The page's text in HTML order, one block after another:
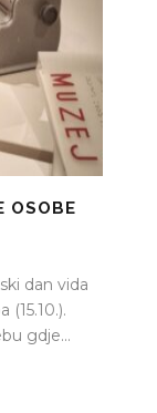
OSOBE
dan vida
(15.10.).
gdje...